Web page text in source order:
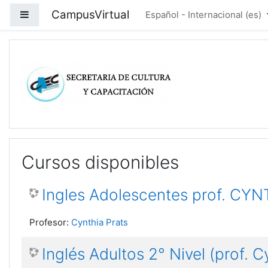
Panel lateral
CampusVirtual Español - Internacional ‎(es)‎
Cursos disponibles
Ingles Adolescentes prof.
Profesor: Cynthia Prats
Inglés Adultos 2° Nivel (prof.